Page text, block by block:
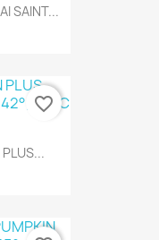
SAINT...
favorite_border